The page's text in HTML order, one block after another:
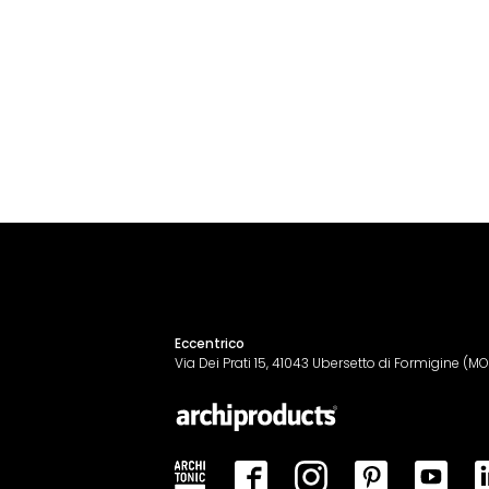
Eccentrico
Via Dei Prati 15, 41043 Ubersetto di Formigine